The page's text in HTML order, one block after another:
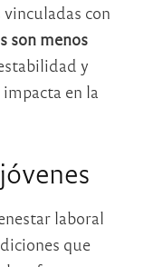
con
son menos
y
en la
laboral
que